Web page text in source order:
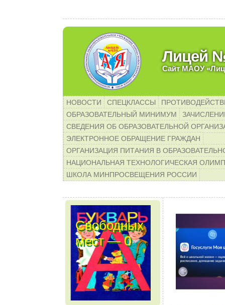
Лицей
Сайт МАОУ
НОВОСТИ СПЕЦКЛАССЫ
ОБРАЗОВАТЕЛЬНЫЙ МИНИМУМ
СВЕДЕНИЯ ОБ ОБРАЗОВАТЕЛЬНОЙ
ЭЛЕКТРОННОЕ ОБРАЩЕНИЕ ГРАЖДАН
ОРГАНИЗАЦИЯ ПИТАНИЯ В
НАЦИОНАЛЬНАЯ ТЕХНОЛОГИЧЕСКАЯ
ШКОЛА МИНПРОСВЕЩЕНИЯ РОССИИ
Свободных
мест — 0